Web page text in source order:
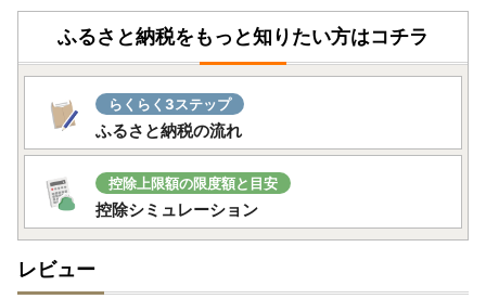
ふるさと納税をもっと知りたい方はコチラ
らくらく3ステップ
ふるさと納税の流れ
控除上限額の限度額と目安
控除シミュレーション
レビュー